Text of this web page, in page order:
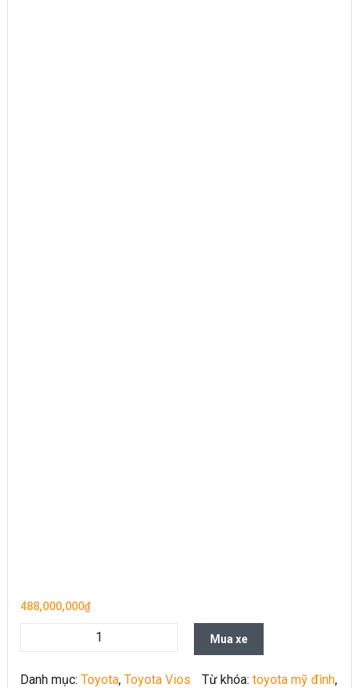
488,000,000₫
Mua xe
Danh mục: Toyota, Toyota Vios Từ khóa: toyota mỹ đình,